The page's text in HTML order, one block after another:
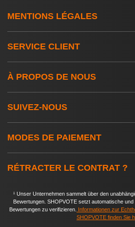
MENTIONS LÉGALES
SERVICE CLIENT
À PROPOS DE NOUS
SUIVEZ-NOUS
MODES DE PAIEMENT
RÉTRACTER LE CONTRAT ?
¹ Unser Unternehmen sammelt über den
Bewertungen. SHOPVOTE setzt automatische
Bewertungen zu verifizieren. Informationen zur
SHOPVOTE finden Sie